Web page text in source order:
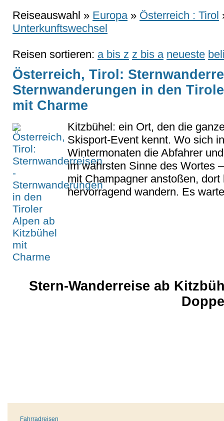
Reiseauswahl » Europa » Österreich : Tirol
Unterkunftswechsel
Reisen sortieren: a bis z z bis a neueste
Österreich, Tirol:
Sternwanderungen in den
mit Charme
Kitzbühel: ein Ort, den die
Skisport-Event kennt. Wo sich
Wintermonaten die Abfahrer
im wahrsten Sinne des Wortes
mit Champagner anstoßen,
hervorragend wandern. Es
Stern-Wanderreise ab
Fahrradreisen